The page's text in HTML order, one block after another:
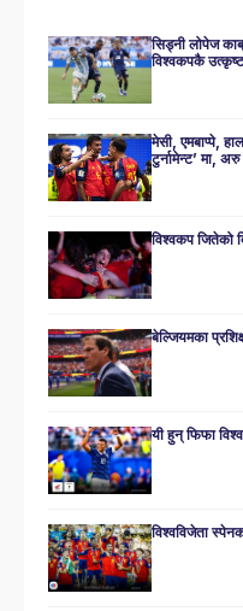
सिड्नी लोपेज
विश्वकपकै
मेसी, एमबाप्पे,
टुर्नामेन्ट’ मा,
विश्वकप जितेको
बेल्जियमका
यी हुन् फिफा
विश्वविजेता